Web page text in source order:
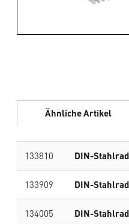
Ähnliche Artikel
133810 DIN-
133909 DIN-
134005 DIN-